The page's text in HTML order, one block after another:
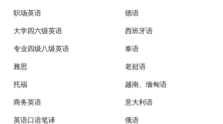
职场英语 德语
大学四六级英语 西班牙语
专业四级八级英语 泰语
雅思 老挝语
托福 越南、缅甸语
商务英语 意大利语
英语口语笔译 俄语